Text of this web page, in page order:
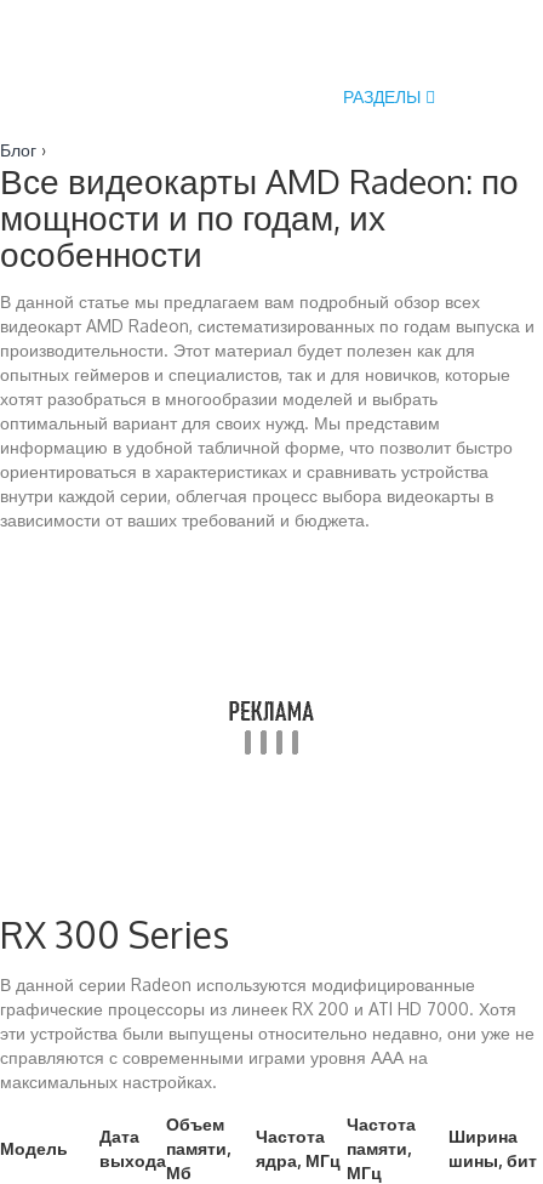
РАЗДЕЛЫ
Блог ›
Все видеокарты AMD Radeon: по
мощности и по годам, их
особенности
В данной статье мы предлагаем вам подробный обзор всех
видеокарт AMD Radeon, систематизированных по годам выпуска и
производительности. Этот материал будет полезен как для
опытных геймеров и специалистов, так и для новичков, которые
хотят разобраться в многообразии моделей и выбрать
оптимальный вариант для своих нужд. Мы представим
информацию в удобной табличной форме, что позволит быстро
ориентироваться в характеристиках и сравнивать устройства
внутри каждой серии, облегчая процесс выбора видеокарты в
зависимости от ваших требований и бюджета.
RX 300 Series
В данной серии Radeon используются модифицированные
графические процессоры из линеек RX 200 и ATI HD 7000. Хотя
эти устройства были выпущены относительно недавно, они уже не
справляются с современными играми уровня ААА на
максимальных настройках.
Модель
Дата
выхода
Объем
памяти,
Мб
Частота
ядра, МГц
Частота
памяти,
МГц
Ширина
шины, бит